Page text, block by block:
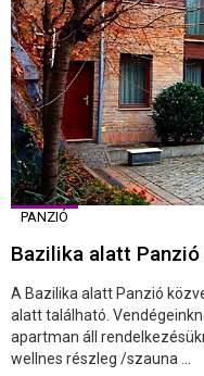
PANZIÓ
Bazilika alatt
A Bazilika alatt Panzió
alatt található.
apartman áll
wellnes részleg /szauna ...